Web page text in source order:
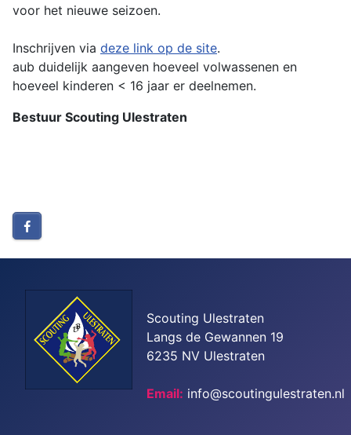
voor het nieuwe seizoen.
Inschrijven via deze link op de site.
aub duidelijk aangeven hoeveel volwassenen en
hoeveel kinderen < 16 jaar er deelnemen.
Bestuur Scouting Ulestraten
Scouting Ulestraten
Langs de Gewannen 19
6235 NV Ulestraten
Email: info@scoutingulestraten.nl